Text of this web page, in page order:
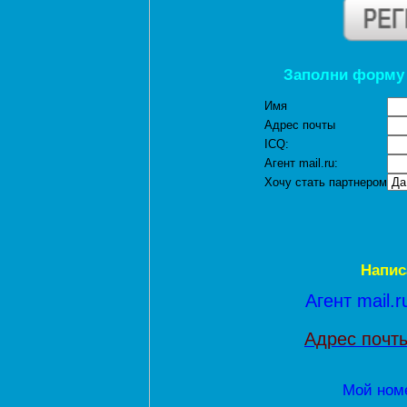
Заполни форму
Имя
Адрес почты
ICQ:
Агент mail.ru:
Хочу стать партнером
Агент
Адрес
Мой